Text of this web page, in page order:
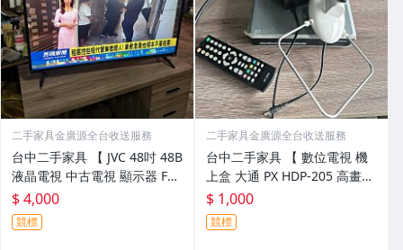
二手家具金廣源全台收送服務
台中二手家具 【 JVC 48吋 48B
液晶電視 中古電視 顯示器 Full
HD 液晶顯示器 】 二手家具金
廣源
$ 4,000
競標
二手家具金廣源全台收送服務
台中二手家具 【 數位電視 機
上盒 大通 PX HDP-205 高畫質
數位無線電視盒 】 二手家具金
廣源
$ 1,000
競標